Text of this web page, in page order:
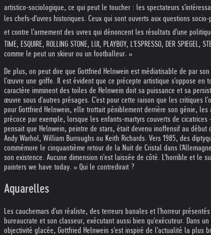
artistico-sociologique, ce qui peut le toucher : les spectateurs
les chefs-d'uvres historiques. Ceux qui sont ouverts aux questions
et contre l'armement des uvres qui dénoncent les résultats d'une
TIME, ESQUIRE, ROLLING STONE, LUI, PLAYBOY, L'ESPRESSO, DER
comme le peut un skieur ou un footballeur. »
De plus, on peut dire que Gottfried Helnwein est médiatisable de par
l'œuvre une griffe. Il est évident que ce précepte artistique s'oppose
caractère imminent des toiles de Helnwein doit sa puissance et sa
œuvre sous d'autres présages. C'est pour cette raison que les critiques
pour Gottfried Helnwein, elle trottait péniblement derrière son génie,
précoce par exemple, lorsque les enfants-martyrs couverts de
pensait que Helnwein, peintre de stars, était devenu inoffensif au
Andy Warhol, William Burroughs ou Keith Richards. Vers 1985, des
commémore le cinquantième retour de la Nuit de Cristal dans
son existence. Aucune dimension n'est laissée de côté. L'horrible et le
painters we have today. » Qui le contredirait ?
Aquarelles
Les cauchemars d'un réaliste, des terreurs banales et l'horreur
bureaucrate et son classeur, exécutant aussi bien qu'exécuteur. Dans
objectivité glacée, Gottfried Helnwein s'est inspiré de l'actualité la plus